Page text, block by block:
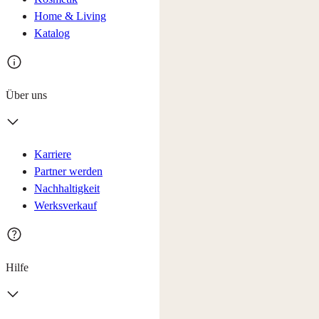
Home & Living
Katalog
Über uns
Karriere
Partner werden
Nachhaltigkeit
Werksverkauf
Hilfe